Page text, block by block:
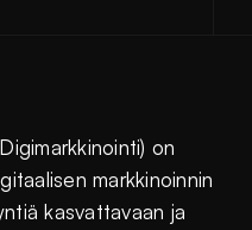
on
markkinoinnin
kasvattavaan ja